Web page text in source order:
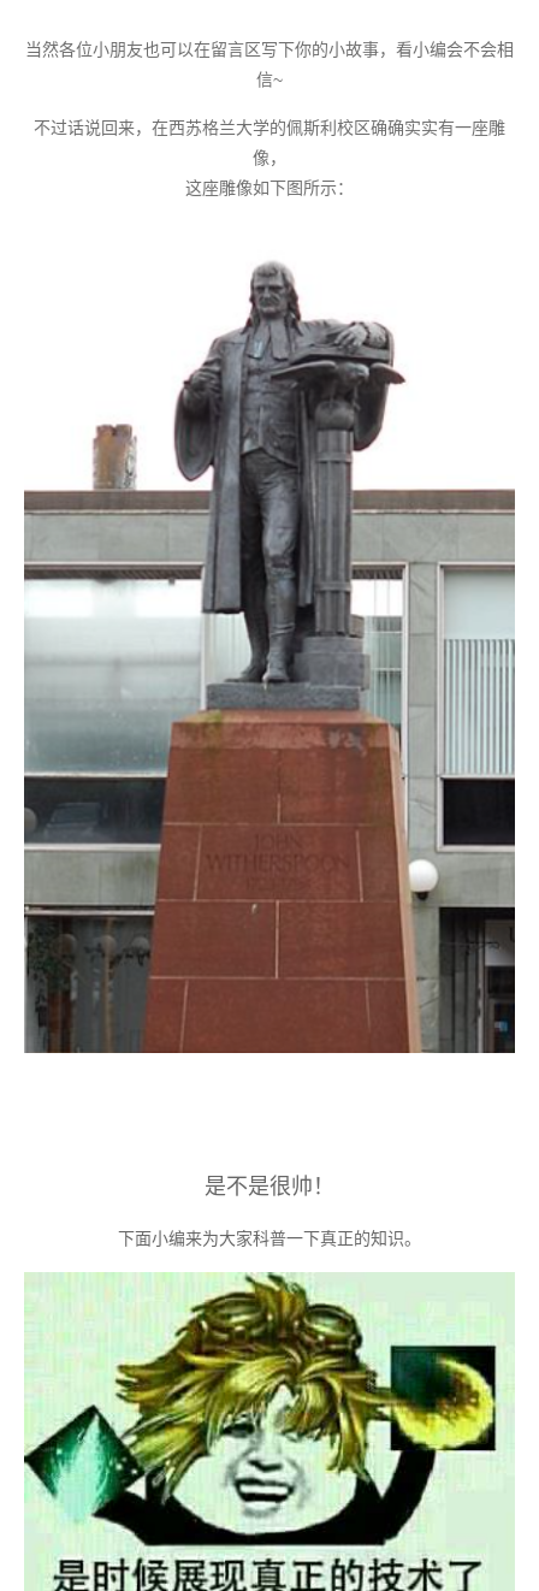
当然各位小朋友也可以在留言区写下你的小故事，看小编会不会相
信~
不过话说回来，在西苏格兰大学的佩斯利校区确确实实有一座雕
像，
这座雕像如下图所示：
是不是很帅！
下面小编来为大家科普一下真正的知识。